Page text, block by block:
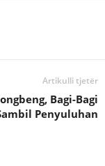
Artikulli tjetër
Bagi-Bagi
Penyuluhan